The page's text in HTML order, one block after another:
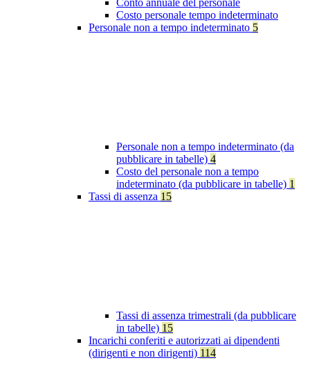
Conto annuale del personale
Costo personale tempo indeterminato
Personale non a tempo indeterminato 5
Personale non a tempo indeterminato (da
pubblicare in tabelle) 4
Costo del personale non a tempo
indeterminato (da pubblicare in tabelle) 1
Tassi di assenza 15
Tassi di assenza trimestrali (da pubblicare
in tabelle) 15
Incarichi conferiti e autorizzati ai dipendenti
(dirigenti e non dirigenti) 114